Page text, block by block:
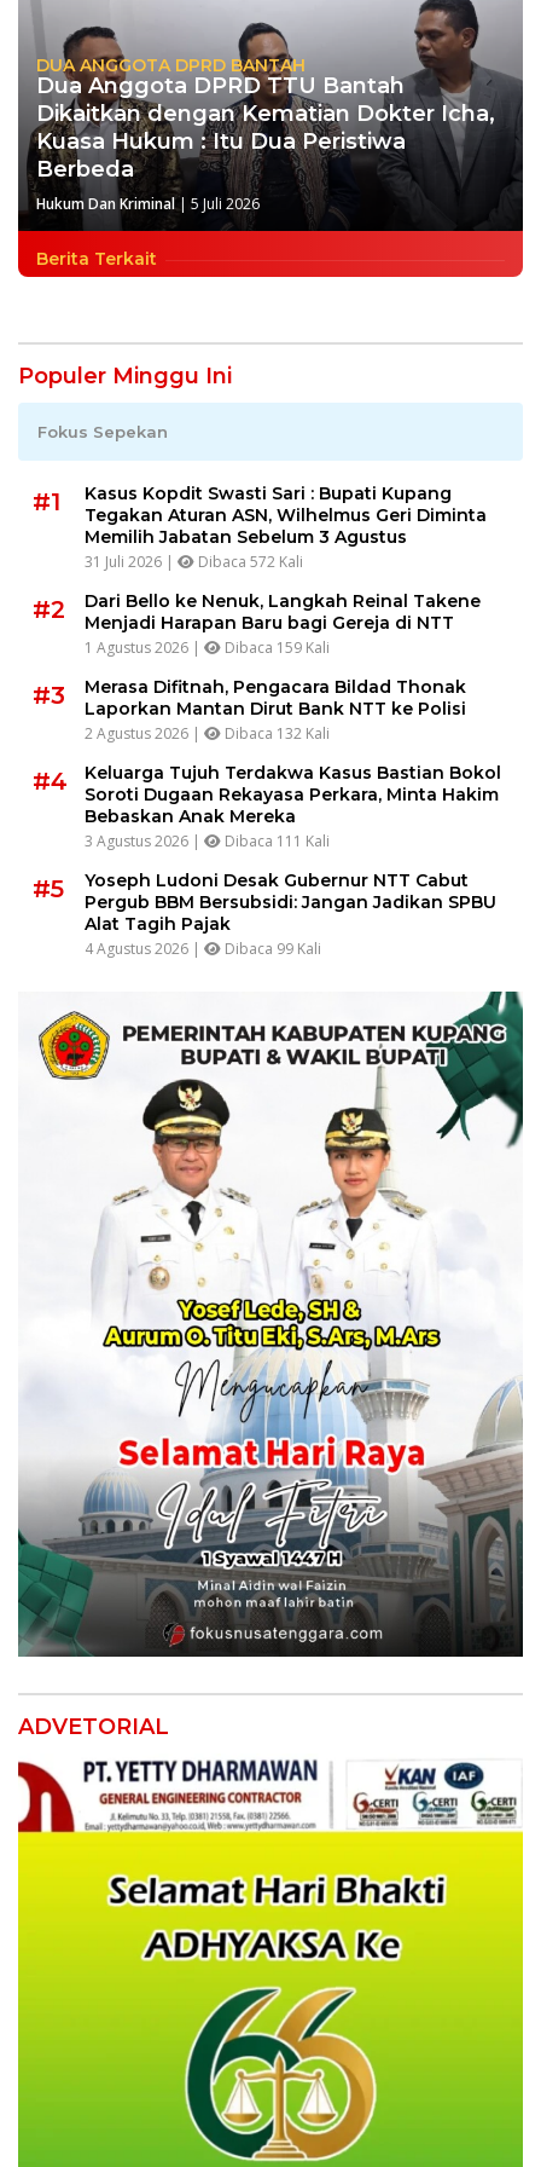
DUA ANGGOTA DPRD BANTAH
Dua Anggota DPRD TTU Bantah
Dikaitkan dengan Kematian Dokter Icha,
Kuasa Hukum : Itu Dua Peristiwa
Berbeda
Hukum Dan Kriminal| 5 Juli 2026
Berita Terkait
Populer Minggu Ini
Fokus Sepekan
#1
Kasus Kopdit Swasti Sari : Bupati Kupang
Tegakan Aturan ASN, Wilhelmus Geri Diminta
Memilih Jabatan Sebelum 3 Agustus
31 Juli 2026 | Dibaca 572 Kali
#2
Dari Bello ke Nenuk, Langkah Reinal Takene
Menjadi Harapan Baru bagi Gereja di NTT
1 Agustus 2026 | Dibaca 159 Kali
#3
Merasa Difitnah, Pengacara Bildad Thonak
Laporkan Mantan Dirut Bank NTT ke Polisi
2 Agustus 2026 | Dibaca 132 Kali
#4
Keluarga Tujuh Terdakwa Kasus Bastian Bokol
Soroti Dugaan Rekayasa Perkara, Minta Hakim
Bebaskan Anak Mereka
3 Agustus 2026 | Dibaca 111 Kali
#5
Yoseph Ludoni Desak Gubernur NTT Cabut
Pergub BBM Bersubsidi: Jangan Jadikan SPBU
Alat Tagih Pajak
4 Agustus 2026 | Dibaca 99 Kali
ADVETORIAL